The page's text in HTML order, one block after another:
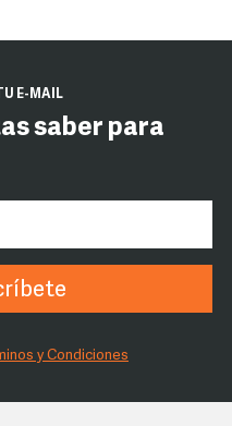
E-MAIL
saber para
y Condiciones